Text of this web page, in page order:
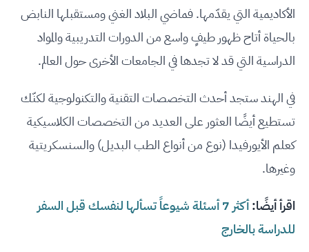
الأكاديمية التي يقدّمها. فماضي البلاد الغني ومستقبلها النابض
بالحياة أتاح ظهور طيفٍ واسع من الدورات التدريبية والمواد
الدراسية التي قد لا تجدها في الجامعات الأخرى حول العالم.
في الهند ستجد أحدث التخصصات التقنية والتكنولوجية لكنّك
تستطيع أيضًا العثور على العديد من التخصصات الكلاسيكية
كعلم الأيورفيدا (نوع من أنواع الطب البديل) والسنسكريتية
وغيرها.
اقرأ أيضًا:
أكثر 7 أسئلة شيوعاً تسألها لنفسك قبل السفر
للدراسة بالخارج